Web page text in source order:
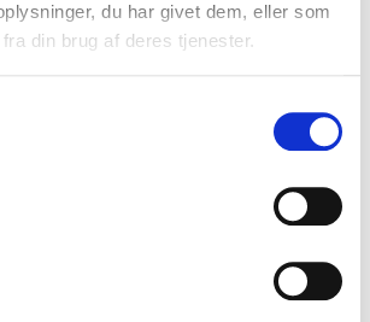
du har givet dem, eller som
din brug af deres tjenester.